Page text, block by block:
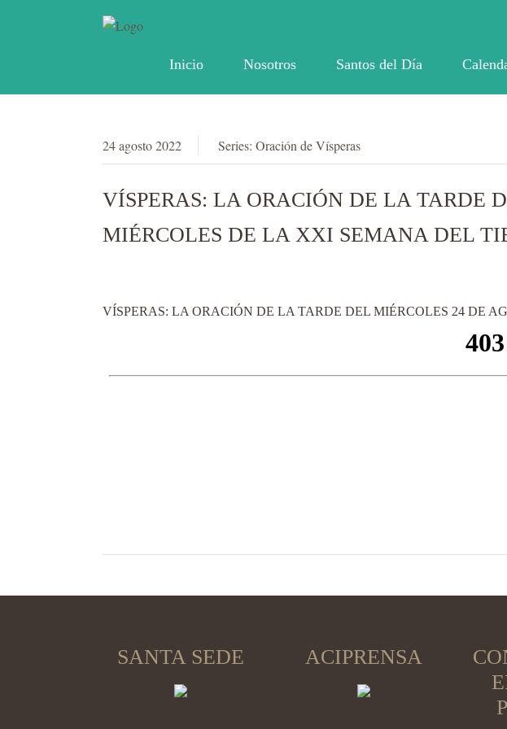
Inicio Nosotros Santos del Día
24 agosto 2022 Series: Oración de Vísperas
VÍSPERAS: LA ORACIÓN DE LA TARDE
MIÉRCOLES DE LA XXI SEMANA DEL
VÍSPERAS: LA ORACIÓN DE LA TARDE DEL MIÉRCOLES 24 DE
SANTA SEDE ACIPRENSA